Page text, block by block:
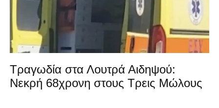
Τραγωδία στα Λουτρά Αιδηψού:
Νεκρή 68χρονη στους Τρεις Μώλους